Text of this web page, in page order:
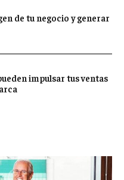
de tu negocio y generar
impulsar tus ventas